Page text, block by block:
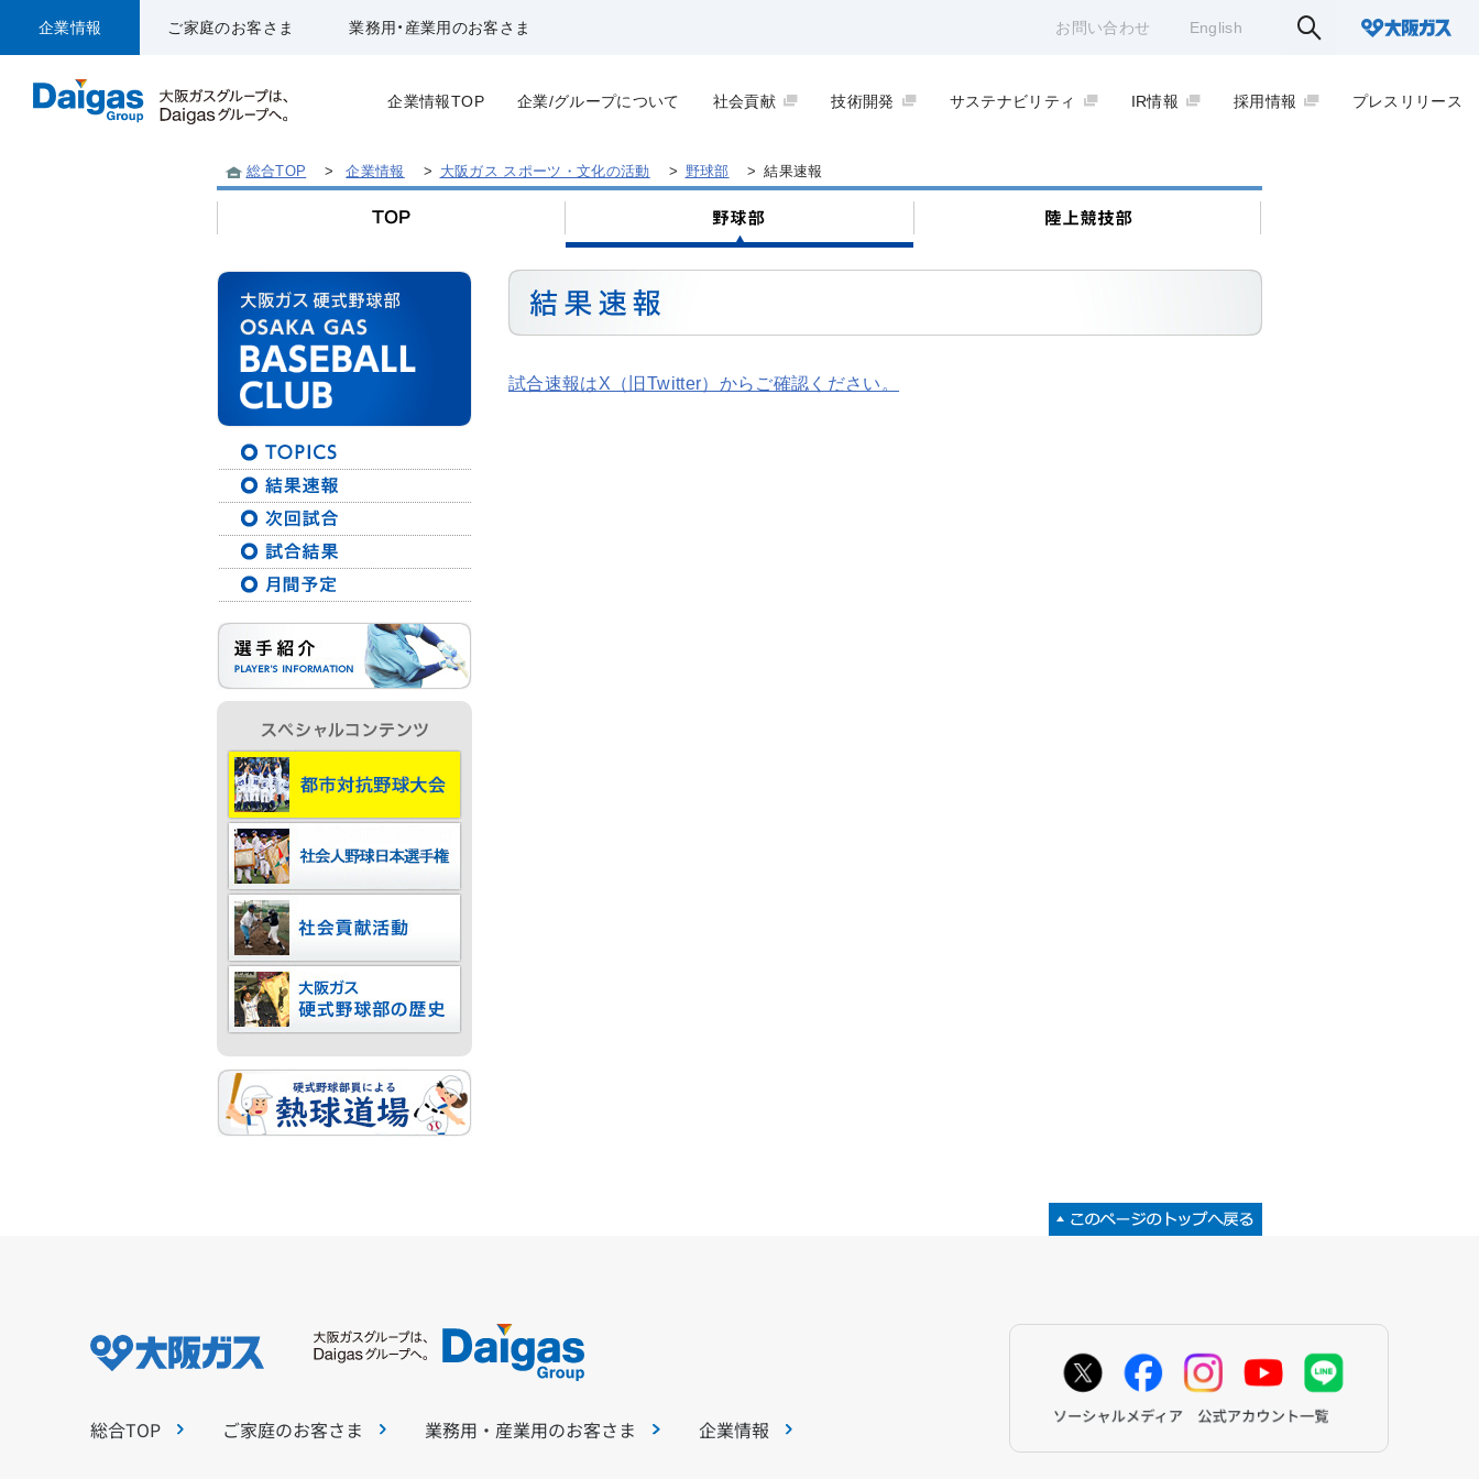
企業情報 ご家庭のお客さま 業務用・産業用のお客さま お問い合わせ English
企業情報TOP 企業/グループについて 社会貢献 技術開発 サステナビリティ IR情報 採用情報 プレスリリース
総合TOP > 企業情報 > 大阪ガス スポーツ・文化の活動 > 野球部 > 結果速報
試合速報はX（旧Twitter）からご確認ください。
総合TOP ご家庭のお客さま 業務用・産業用のお客さま 企業情報